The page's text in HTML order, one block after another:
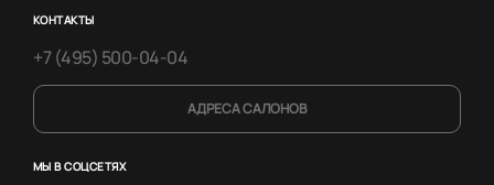
КОНТАКТЫ
+7 (495) 500-04-04
АДРЕСА САЛОНОВ
МЫ В СОЦСЕТЯХ